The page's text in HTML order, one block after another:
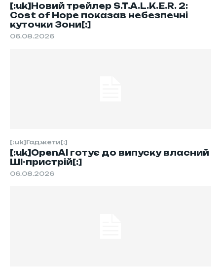
[:uk]Новий трейлер S.T.A.L.K.E.R. 2:
Cost of Hope показав небезпечні
куточки Зони[:]
06.08.2026
[:uk]Гаджети[:]
[:uk]OpenAI готує до випуску власний
ШІ-пристрій[:]
06.08.2026